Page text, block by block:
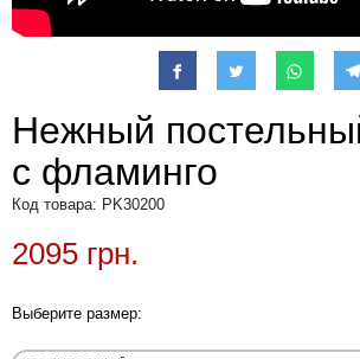
Нежный
с фламинго
Код товара: PK30200
2095 грн.
Выберите размер: